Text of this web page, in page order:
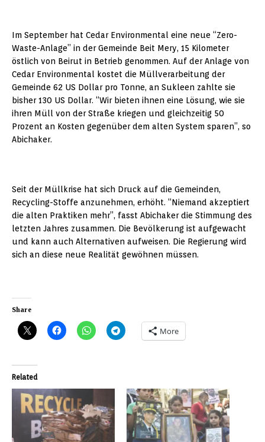
Im September hat Cedar Environmental eine neue “Zero-
Waste-Anlage” in der Gemeinde Beit Mery, 15 Kilometer
östlich von Beirut in Betrieb genommen. Auf der Anlage von
Cedar Environmental kostet die Müllverarbeitung der
Gemeinde 62 US Dollar pro Tonne, an Sukleen zahlte sie
bisher 130 US Dollar. “Wir bieten ihnen eine Lösung, wie sie
ihren Müll von der Straße kriegen und gleichzeitig 50
Prozent an Kosten gegenüber dem alten System sparen”, so
Abichaker.
Seit der Müllkrise hat sich Druck auf die Gemeinden,
Recycling-Stoffe anzunehmen, erhöht. “Niemand akzeptiert
die alten Praktiken mehr”, fasst Abichaker die Stimmung des
letzten Jahres zusammen. Die Bevölkerung ist aufgewacht
und kann auch Alternativen aufweisen. Die Regierung wird
sich an diese neue Realität gewöhnen müssen.
Share
More
Related